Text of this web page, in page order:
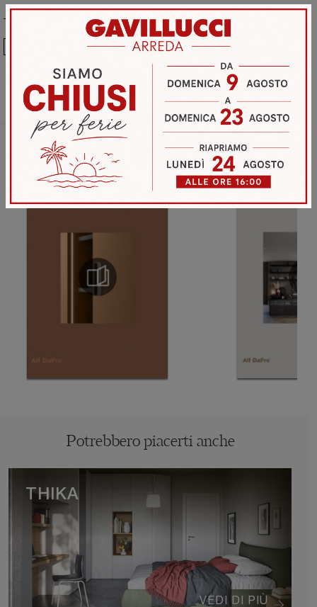
Sfoglia i cataloghi
Ho preso visione dellaPrivacy Policy
Potrebbero piacerti anche
VEDI DI PIÙ
THIKA